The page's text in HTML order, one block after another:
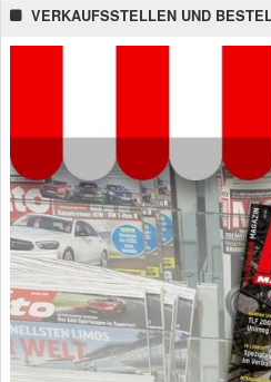
VERKAUFSSTELLEN UND